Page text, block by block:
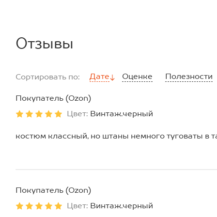
брюки: длина внеш.шва:101 см; длина внутр.шва:75 см;
Отзывы
Сортировать по: Дате Оценке Полезности
Покупатель (Ozon)
Цвет: Винтаж.черный
костюм классный, но штаны немного туговаты в
Покупатель (Ozon)
Цвет: Винтаж.черный